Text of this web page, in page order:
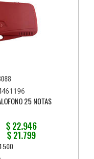
25 NOTAS
$ 22.946
$ 21.799